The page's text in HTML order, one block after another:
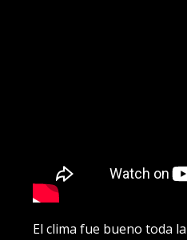
El clima fue bueno toda